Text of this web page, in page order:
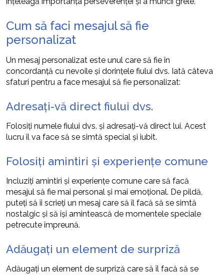
Cum să faci mesajul să fie
personalizat
Un mesaj personalizat este unul care să fie în
concordanță cu nevoile și dorințele fiului dvs. Iată câteva
sfaturi pentru a face mesajul să fie personalizat:
Adresați-vă direct fiului dvs.
Folosiți numele fiului dvs. și adresați-vă direct lui. Acest
lucru îl va face să se simtă special și iubit.
Folosiți amintiri și experiențe comune
Incluziți amintiri și experiențe comune care să facă
mesajul să fie mai personal și mai emoțional. De pildă,
puteți să îi scrieți un mesaj care să îl facă să se simtă
nostalgic și să își amintească de momentele speciale
petrecute împreună.
Adăugați un element de surpriză
Adăugați un element de surpriză care să îl facă să se